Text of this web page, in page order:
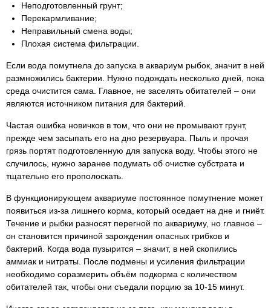
Неподготовленный грунт;
Перекармливание;
Неправильный смена воды;
Плохая система фильтрации.
Если вода помутнела до запуска в аквариум рыбок, значит в ней
размножились бактерии. Нужно подождать несколько дней, пока
среда очистится сама. Главное, не заселять обитателей – они
являются источником питания для бактерий.
Частая ошибка новичков в том, что они не промывают грунт,
прежде чем засыпать его на дно резервуара. Пыль и прочая
грязь портят подготовленную для запуска воду. Чтобы этого не
случилось, нужно заранее подумать об очистке субстрата и
тщательно его прополоскать.
В функционирующем аквариуме постоянное помутнение может
появиться из-за лишнего корма, который оседает на дне и гниёт.
Течение и рыбки разносят перегной по аквариуму, но главное –
он становится причиной зарождения опасных грибков и
бактерий. Когда вода пузырится – значит, в ней скопились
аммиак и нитраты. После подмены и усиления фильтрации
необходимо соразмерить объём подкорма с количеством
обитателей так, чтобы они съедали порцию за 10-15 минут.